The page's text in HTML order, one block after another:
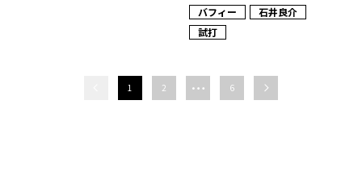
バフィー
石井良介
試打
1 2 … 6